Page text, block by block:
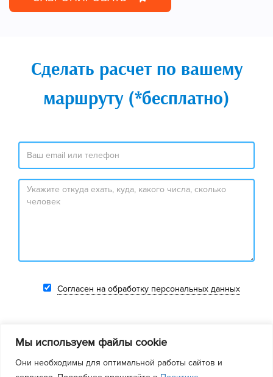
Мы используем файлы cookie
Они необходимы для оптимальной работы сайтов и
Сделать расчет по вашему
маршруту (*бесплатно)
Согласен на обработку персональных данных